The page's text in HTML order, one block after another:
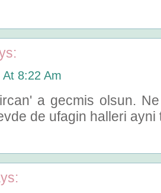
8:22 Am
a gecmis olsun.
de ufagin halleri ayni